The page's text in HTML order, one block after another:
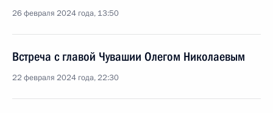
26 февраля 2024 года, 13:50
Встреча с главой Чувашии Олегом Николаевым
22 февраля 2024 года, 22:30